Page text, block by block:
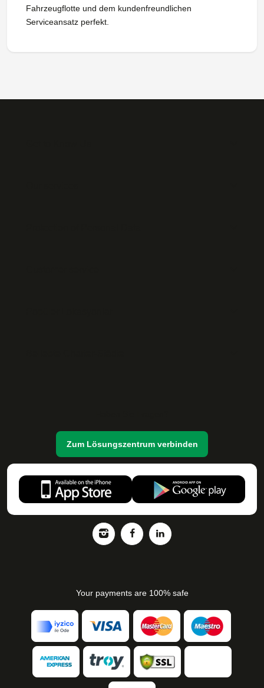
Fahrzeugflotte und dem kundenfreundlichen
Serviceansatz perfekt.
Zum Lösungszentrum verbinden
Your payments are 100% safe